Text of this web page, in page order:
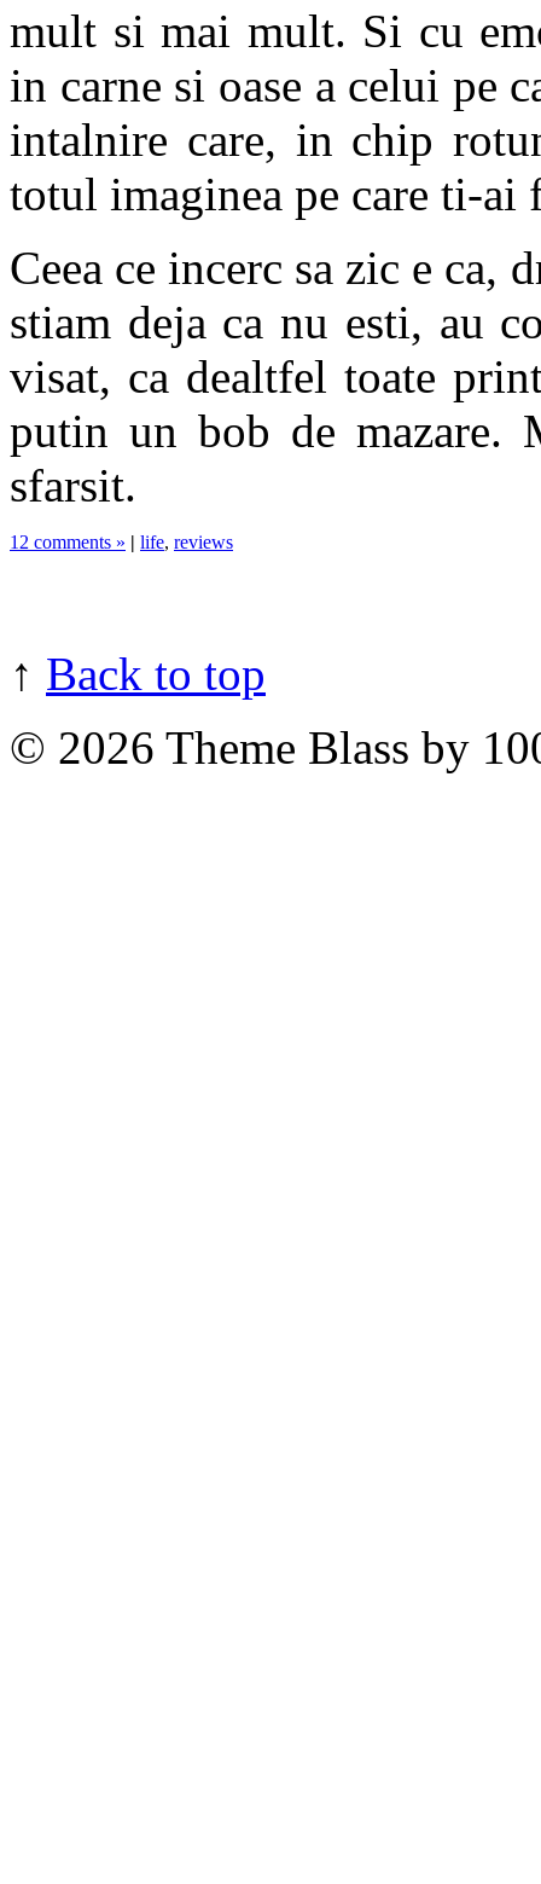
mult si mai mult. Si cu
in carne si oase a celui pe
intalnire care, in chip
totul imaginea pe care ti-ai
Ceea ce incerc sa zic e ca,
stiam deja ca nu esti, au
visat, ca dealtfel toate
putin un bob de mazare.
sfarsit.
12 comments » | life, reviews
↑ Back to top
© 2026 Theme Blass by